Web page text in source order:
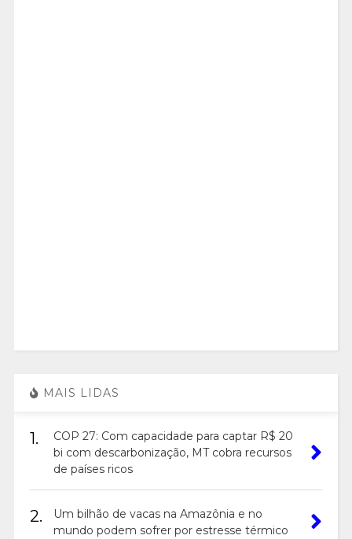
MAIS LIDAS
1.
COP 27: Com capacidade para captar R$ 20
bi com descarbonização, MT cobra recursos
de países ricos
2.
Um bilhão de vacas na Amazônia e no
mundo podem sofrer por estresse térmico